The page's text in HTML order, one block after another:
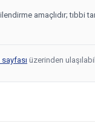
amaçlıdır; tıbbi
üzerinden